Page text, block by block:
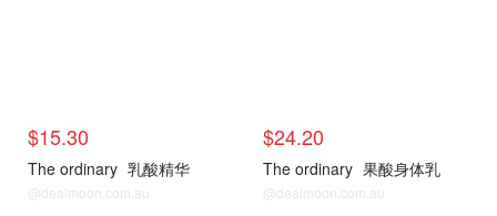
$15.30
The ordinary 乳酸精华
@dealmoon.com.au
$24.20
The ordinary 果酸身体乳
@dealmoon.com.au